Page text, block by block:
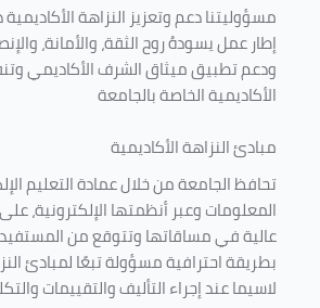
مسؤوليتنا دعم وتعزيز النزاهة
إطار عمل يسودهُ روح الثقة، والأمانة،
ودعم تطبيق ميثاق الشرف الأكاديمي
الأكاديمية الخاصة بالجامعة
مبادئ النزاهة الأكاديمية
تحافظ الجامعة من خلال عمادة التعليم
المعلومات وعبر أنظمتها الإلكترونية،
عالية في مساقاتها وتتوقع من
بطريقة احترافية مسؤولة تبعًا لمبادئ
لاسيما عند إجراء التأليف والتقييمات